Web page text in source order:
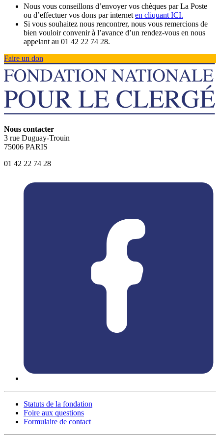
Nous vous conseillons d’envoyer vos chèques par La Poste
ou d’effectuer vos dons par internet en cliquant ICI.
Si vous souhaitez nous rencontrer, nous vous remercions de
bien vouloir convenir à l’avance d’un rendez-vous en nous
appelant au 01 42 22 74 28.
Faire un don
Nous contacter
3 rue Duguay-Trouin
75006 PARIS
01 42 22 74 28
Statuts de la fondation
Foire aux questions
Formulaire de contact